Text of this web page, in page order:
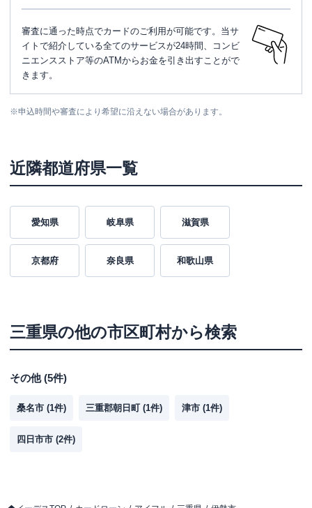
審査に通った時点でカードのご利用が可能です。当サ
イトで紹介している全てのサービスが24時間、コンビ
ニエンスストア等のATMからお金を引き出すことがで
きます。
※申込時間や審査により希望に沿えない場合があります。
近隣都道府県一覧
愛知県 岐阜県 滋賀県
京都府 奈良県 和歌山県
三重県の他の市区町村から検索
その他(5件)
桑名市 (1件) 三重郡朝日町 (1件) 津市 (1件)
四日市市 (2件)